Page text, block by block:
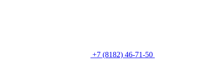
+7 (8182) 46-71-50